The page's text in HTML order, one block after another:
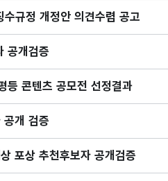
규정 개정안 의견수렴 공고
공개검증
등 콘텐츠 공모전 선정결과
개 검증
포상 추천후보자 공개검증